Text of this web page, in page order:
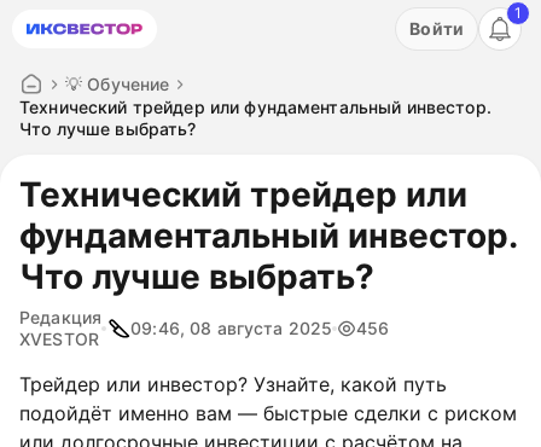
Акция: бесплатный пробный период на 3 дня!
Войти
1
💡 Обучение
Технический трейдер или фундаментальный инвестор.
Что лучше выбрать?
Технический трейдер или
фундаментальный инвестор.
Что лучше выбрать?
Редакция
XVESTOR
09:46, 08 августа 2025 456
Трейдер или инвестор? Узнайте, какой путь
подойдёт именно вам — быстрые сделки с риском
или долгосрочные инвестиции с расчётом на